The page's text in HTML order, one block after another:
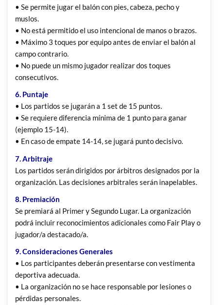
• Se permite jugar el balón con pies, cabeza, pecho y
muslos.
• No está permitido el uso intencional de manos o brazos.
• Máximo 3 toques por equipo antes de enviar el balón al
campo contrario.
• No puede un mismo jugador realizar dos toques
consecutivos.
6. Puntaje
• Los partidos se jugarán a 1 set de 15 puntos.
• Se requiere diferencia mínima de 1 punto para ganar
(ejemplo 15-14).
• En caso de empate 14-14, se jugará punto decisivo.
7. Arbitraje
Los partidos serán dirigidos por árbitros designados por la
organización. Las decisiones arbitrales serán inapelables.
8. Premiación
Se premiará al Primer y Segundo Lugar. La organización
podrá incluir reconocimientos adicionales como Fair Play o
jugador/a destacado/a.
9. Consideraciones Generales
• Los participantes deberán presentarse con vestimenta
deportiva adecuada.
• La organización no se hace responsable por lesiones o
pérdidas personales.